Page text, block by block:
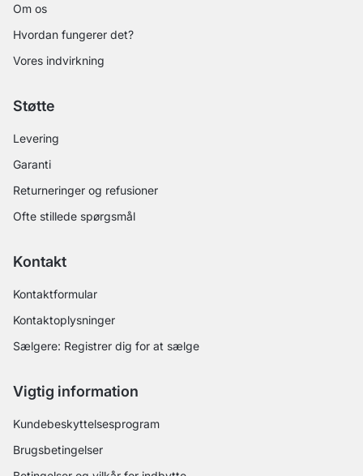
Om os
Hvordan fungerer det?
Vores indvirkning
Støtte
Levering
Garanti
Returneringer og refusioner
Ofte stillede spørgsmål
Kontakt
Kontaktformular
Kontaktoplysninger
Sælgere: Registrer dig for at sælge
Vigtig information
Kundebeskyttelsesprogram
Brugsbetingelser